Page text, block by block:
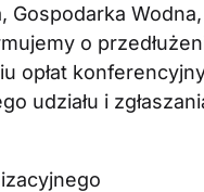
o
opłat
udziału i